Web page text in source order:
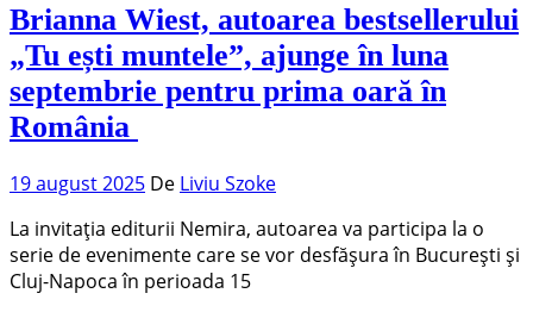
Brianna Wiest, autoarea bestsellerului
„Tu ești muntele”, ajunge în luna
septembrie pentru prima oară în
România
19 august 2025 De Liviu Szoke
La invitația editurii Nemira, autoarea va participa la o
serie de evenimente care se vor desfășura în București și
Cluj-Napoca în perioada 15